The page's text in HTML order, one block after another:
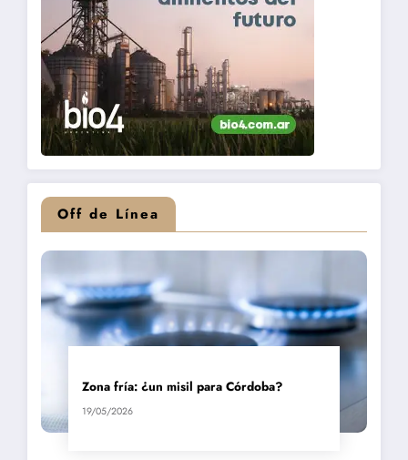
Off de Línea
Zona fría: ¿un misil para Córdoba?
19/05/2026